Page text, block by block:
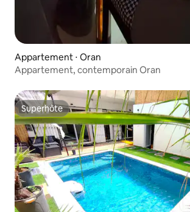
Appartement ⋅ Oran
Appartement, contemporain Oran
Superhôte
Superhôte